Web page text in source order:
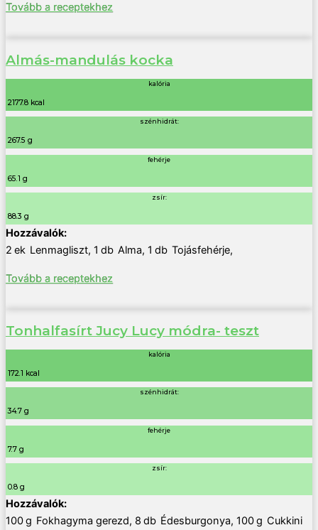
Tovább a receptekhez
Almás-mandulás kocka
kalória
2177.8 kcal
szénhidrát:
267.5 g
fehérje
65.1 g
zsír:
88.3 g
2 ek Lenmagliszt, 1 db Alma, 1 db Tojásfehérje,
Tovább a receptekhez
Tonhalfasírt Jucy Lucy módra- teszt
kalória
172.1 kcal
szénhidrát:
34.7 g
fehérje
7.7 g
zsír:
0.8 g
100g Fokhagyma gerezd, 8 db Édesburgonya, 100g Cukkini